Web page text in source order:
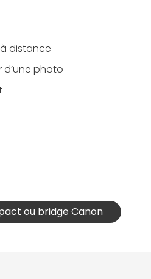
distance
d’une photo
ou bridge Canon